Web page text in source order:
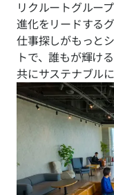
リクルートグルー
進化をリードする
仕事探しがもっと
トで、誰もが輝け
共にサステナブル